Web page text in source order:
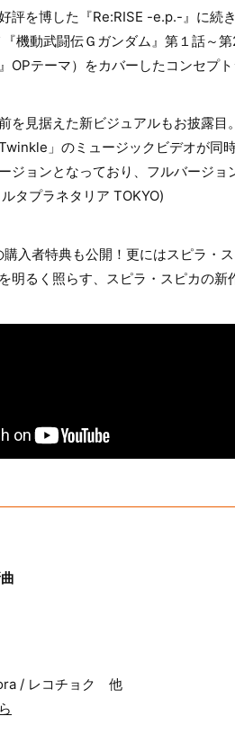
評を博した『Re:RISE -e.p.-』に続
機動武闘伝Ｇガンダム』第１話～
OPテーマ）をカバーしたコンセプト
を見据えた新ビジュアルもお披露
」のミュージックビデオが同
ジョンとなっており、フルバージ
タプラネタリア TOKYO)
入者特典も公開！更にはスピラ・
明るく照らす、スピラ・スピカの
/ レコチョク 他